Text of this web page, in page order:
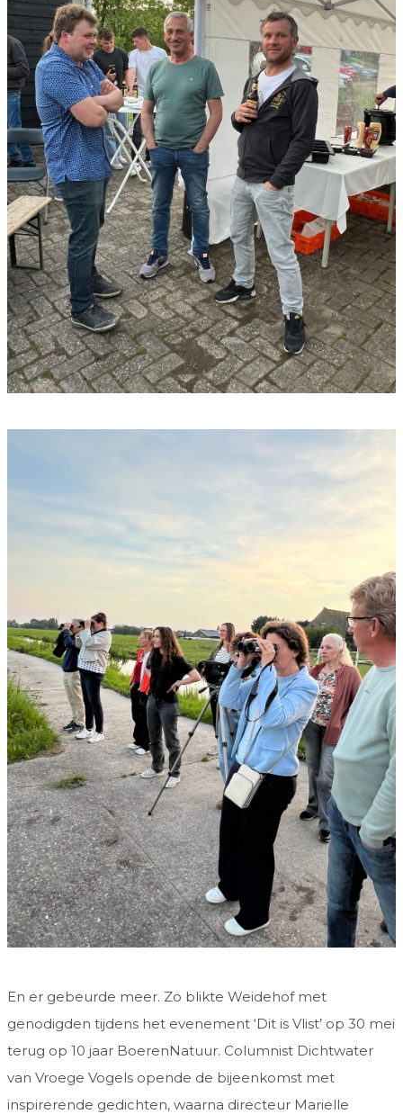
En er gebeurde meer. Zo blikte Weidehof met
genodigden tijdens het evenement ‘Dit is Vlist’ op 30 mei
terug op 10 jaar BoerenNatuur. Columnist Dichtwater
van Vroege Vogels opende de bijeenkomst met
inspirerende gedichten, waarna directeur Marielle